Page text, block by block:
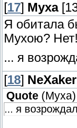
[17] Муха
Я обитала
Мухою?
... я
[18] NeXaker
Quote (Муха)
... я